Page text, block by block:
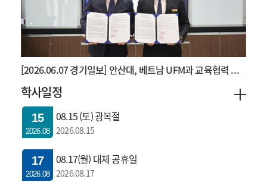
[2026.06.07 경기일보] 안산대, 베트남 UFM과 교육협력 확대 ...
학사일정
15
2026.08
08.15 (토) 광복절
2026.08.15
17
2026.08
08.17(월) 대체 공휴일
2026.08.17
학사일